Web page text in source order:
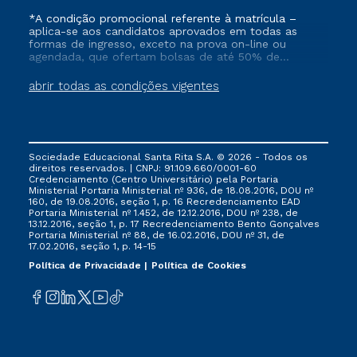
abrir todas as condições vigentes
*A condição promocional referente à matrícula –
aplica-se aos candidatos aprovados em todas as
formas de ingresso, exceto na prova on-line ou
agendada, que ofertam bolsas de até 50% de
que ainda não tenham efetivado e/ou não tenham
cancelado ou trancado sua matrícula em uma das
FIES, Prouni e outros programas governamentais, e
não se acumula com nenhuma outra campanha
ofertada pela Instituição.
Sociedade Educacional Santa Rita S.A. © 2026 - Todos os
direitos reservados. | CNPJ: 91.109.660/0001-60
Credenciamento (Centro Universitário) pela Portaria
Ministerial Portaria Ministerial nº 936, de 18.08.2016, DOU nº
160, de 19.08.2016, seção 1, p. 16 Recredenciamento EAD
Portaria Ministerial nº 1.452, de 12.12.2016, DOU nº 238, de
13.12.2016, seção 1, p. 17 Recredenciamento Bento Gonçalves
Portaria Ministerial nº 88, de 16.02.2016, DOU nº 31, de
17.02.2016, seção 1, p. 14-15
Política de Privacidade
Política de Cookies